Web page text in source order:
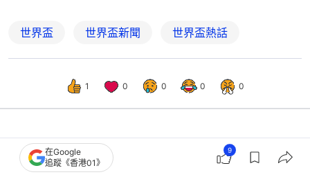
世界盃 世界盃新聞 世界盃熱話
1 0 0 0 0
體育 即時體育
美國對比利時2026世界盃16強｜直播
在Google
追蹤《香港01》
9